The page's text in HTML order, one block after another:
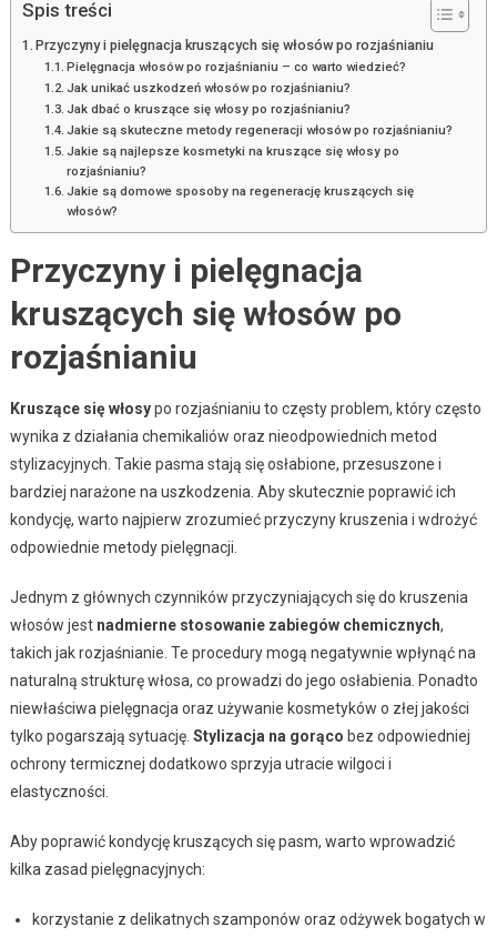
Spis treści
Przyczyny i pielęgnacja kruszących się włosów po rozjaśnianiu
Pielęgnacja włosów po rozjaśnianiu – co warto wiedzieć?
Jak unikać uszkodzeń włosów po rozjaśnianiu?
Jak dbać o kruszące się włosy po rozjaśnianiu?
Jakie są skuteczne metody regeneracji włosów po rozjaśnianiu?
Jakie są najlepsze kosmetyki na kruszące się włosy po
rozjaśnianiu?
Jakie są domowe sposoby na regenerację kruszących się
włosów?
Przyczyny i pielęgnacja
kruszących się włosów po
rozjaśnianiu
Kruszące się włosypo rozjaśnianiu to częsty problem, który często
wynika z działania chemikaliów oraz nieodpowiednich metod
stylizacyjnych. Takie pasma stają się osłabione, przesuszone i
bardziej narażone na uszkodzenia. Aby skutecznie poprawić ich
kondycję, warto najpierw zrozumieć przyczyny kruszenia i wdrożyć
odpowiednie metody pielęgnacji.
Jednym z głównych czynników przyczyniających się do kruszenia
włosów jest nadmierne stosowanie zabiegów chemicznych,
takich jak rozjaśnianie. Te procedury mogą negatywnie wpłynąć na
naturalną strukturę włosa, co prowadzi do jego osłabienia. Ponadto
niewłaściwa pielęgnacja oraz używanie kosmetyków o złej jakości
tylko pogarszają sytuację. Stylizacja na gorąco bez odpowiedniej
ochrony termicznej dodatkowo sprzyja utracie wilgoci i
elastyczności.
Aby poprawić kondycję kruszących się pasm, warto wprowadzić
kilka zasad pielęgnacyjnych:
korzystanie z delikatnych szamponów oraz odżywek bogatych w